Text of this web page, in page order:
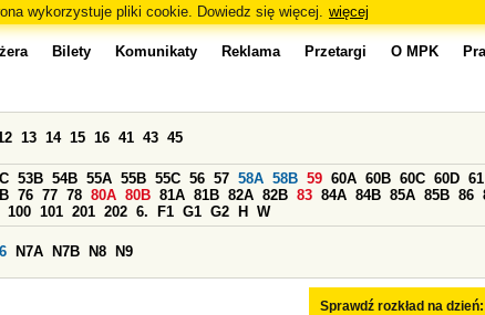
wykorzystuje pliki cookie. Dowiedz się więcej. więcej
Bilety Komunikaty Reklama Przetargi O MPK
Sprawdź rozkład na dzień:
13 14 15 16 41 43 45
53B 54B 55A 55B 55C 56 57 58A 58B 59 60A 60B 60C 60D 61
76 77 78 80A 80B 81A 81B 82A 82B 83 84A 84B 85A 85B 86
100 101 201 202 6. F1 G1 G2 H W
N7A N7B N8 N9